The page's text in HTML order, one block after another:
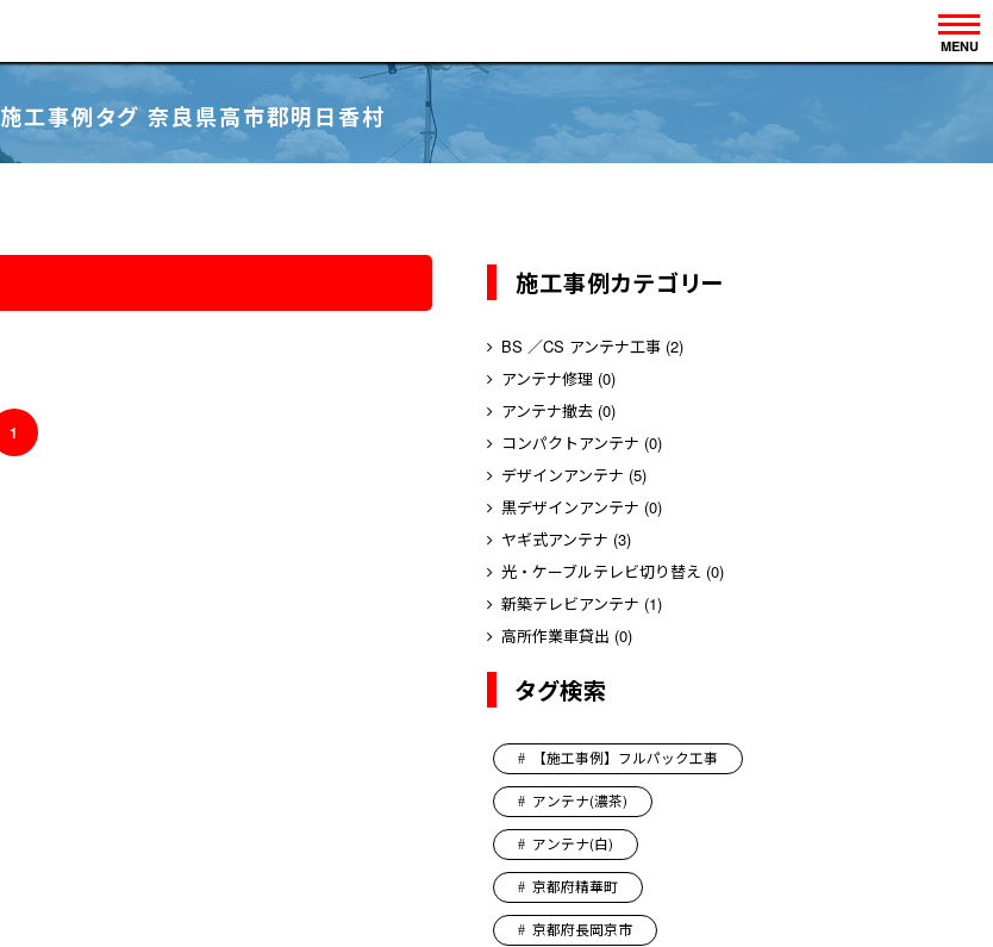
MENU
施工事例タグ 奈良県高市郡明日香村
1
施工事例カテゴリー
BS ／CS アンテナ工事(2)
アンテナ修理 (0)
アンテナ撤去(0)
コンパクトアンテナ (0)
デザインアンテナ (5)
黒デザインアンテナ (0)
ヤギ式アンテナ (3)
光・ケーブルテレビ切り替え (0)
新築テレビアンテナ (1)
高所作業車貸出 (0)
タグ検索
【施工事例】フルパック工事
アンテナ(濃茶)
アンテナ(白)
京都府精華町
京都府長岡京市